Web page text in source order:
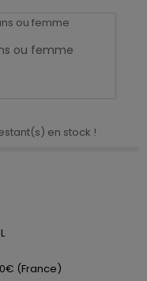
ou femme
en stock !
(France)